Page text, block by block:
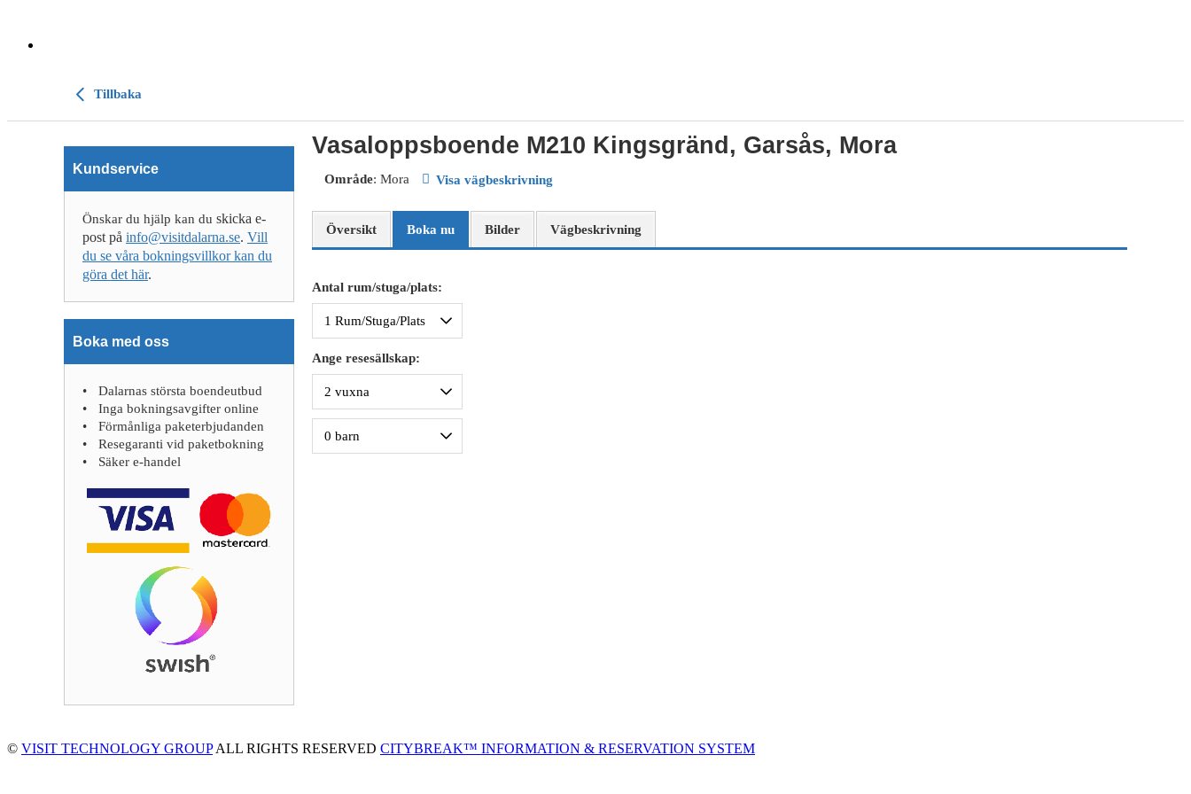
Tillbaka
Vasaloppsboende M210 Kingsgränd, Garsås, Mora
Område: Mora Visa vägbeskrivning
Översikt Boka nu Bilder Vägbeskrivning
Antal rum/stuga/plats:
Ange resesällskap:
Kundservice
Önskar du hjälp kan du skicka e-
post på info@visitdalarna.se. Vill
du se våra bokningsvillkor kan du
göra det här.
Boka med oss
Dalarnas största boendeutbud
Inga bokningsavgifter online
Förmånliga paketerbjudanden
Resegaranti vid paketbokning
Säker e-handel
© VISIT TECHNOLOGY GROUPALL RIGHTS RESERVED CITYBREAK™ INFORMATION & RESERVATION SYSTEM